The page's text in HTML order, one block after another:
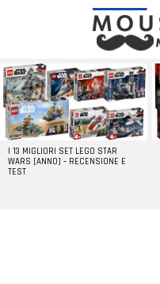
LATEST
STORIES
I 13 MIGLIORI SET LEGO STAR
WARS [ANNO] – RECENSIONE E
TEST